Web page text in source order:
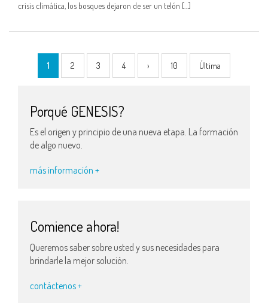
crisis climática, los bosques dejaron de ser un telón […]
1 2 3 4 › 10 Última
Porqué GENESIS?
Es el origen y principio de una nueva etapa. La formación
de algo nuevo.
más información +
Comience ahora!
Queremos saber sobre usted y sus necesidades para
brindarle la mejor solución.
contáctenos +